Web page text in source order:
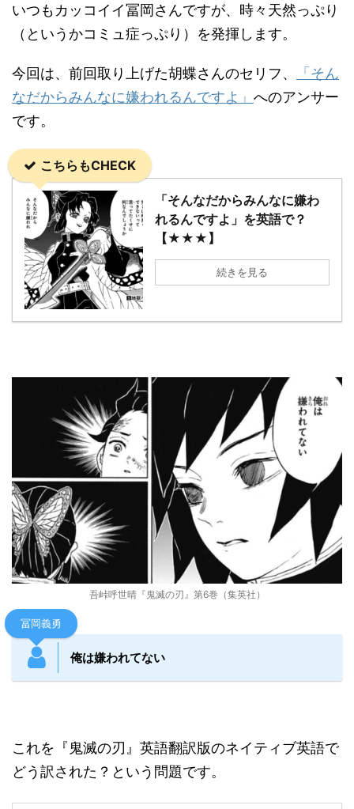
いつもカッコイイ冨岡さんですが、時々天然っぷり
（というかコミュ症っぷり）を発揮します。
今回は、前回取り上げた胡蝶さんのセリフ、
「そん
なだからみんなに嫌われるんですよ」 へのアンサー
です。
こちらもCHECK
「そんなだからみんなに嫌わ
れるんですよ」を英語で？
【★★★】
続きを見る
吾峠呼世晴『鬼滅の刃』第6巻（集英社）
冨岡義勇
俺は嫌われてない
これを『鬼滅の刃』英語翻訳版のネイティブ英語で
どう訳された？という問題です。